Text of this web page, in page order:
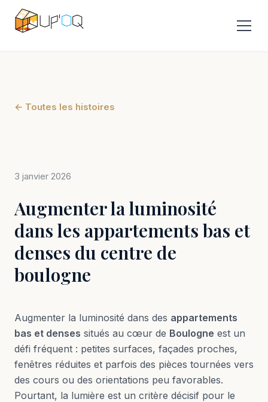
← Toutes les histoires
3 janvier 2026
Augmenter la luminosité
dans les appartements bas et
denses du centre de
boulogne
Augmenter la luminosité dans des appartements
bas et denses situés au cœur de Boulogne est un
défi fréquent : petites surfaces, façades proches,
fenêtres réduites et parfois des pièces tournées vers
des cours ou des orientations peu favorables.
Pourtant, la lumière est un critère décisif pour le